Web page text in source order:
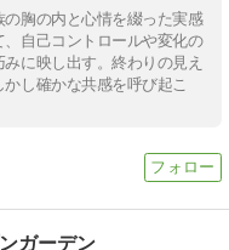
胸の内と心情を綴った実感
自己コントロールや変化の
に映し出す。終わりの見え
し確かな共感を呼び起こ
ガーデン